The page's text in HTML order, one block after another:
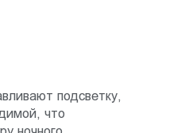
подсветку,
что